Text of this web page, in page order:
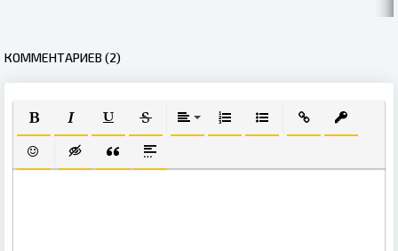
КОММЕНТАРИЕВ (2)
ПОЛУЖИРНЫЙ
КУРСИВПОДЧЕРКНУТЫЙ
ЗАЧЕРКНУТЫЙВЫРАВНИВАНИЕ
НУМЕРОВАННЫЙ СПИСОК
МАРКИРОВАННЫЙ
ВСТАВИТЬ
ВСТАВИТЬ СМАЙЛИК
ВСТАВКА СКРЫТОГО ТЕКСТА
ВСТАВКА ЦИТАТЫ
ВСТАВКА СПОЙЛЕРА